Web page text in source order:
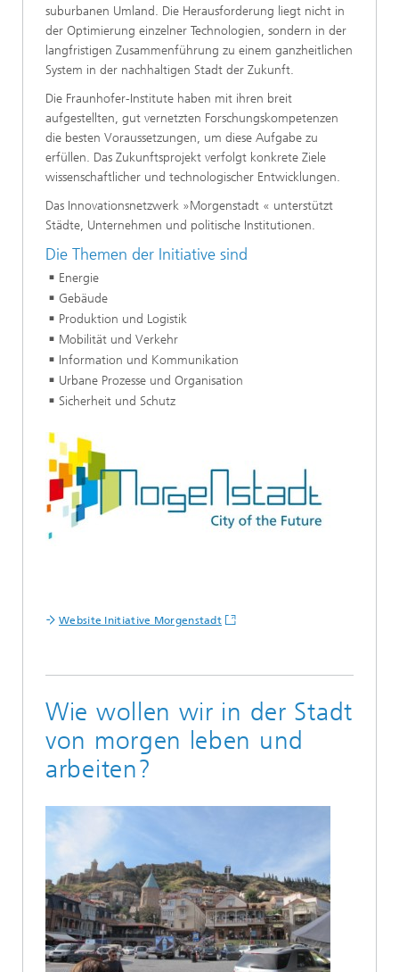
suburbanen Umland. Die Herausforderung liegt nicht in
der Optimierung einzelner Technologien, sondern in der
langfristigen Zusammenführung zu einem ganzheitlichen
System in der nachhaltigen Stadt der Zukunft.
Die Fraunhofer-Institute haben mit ihren breit
aufgestellten, gut vernetzten Forschungskompetenzen
die besten Voraussetzungen, um diese Aufgabe zu
erfüllen. Das Zukunftsprojekt verfolgt konkrete Ziele
wissenschaftlicher und technologischer Entwicklungen.
Das Innovationsnetzwerk »Morgenstadt « unterstützt
Städte, Unternehmen und politische Institutionen.
Die Themen der Initiative sind
Energie
Gebäude
Produktion und Logistik
Mobilität und Verkehr
Information und Kommunikation
Urbane Prozesse und Organisation
Sicherheit und Schutz
Website Initiative Morgenstadt
Wie wollen wir in der Stadt
von morgen leben und
arbeiten?